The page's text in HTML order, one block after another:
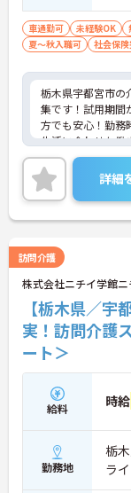
車通勤可 未経験OK
夏～秋入職可
社会保
栃木県宇都宮市の
集です！試用期間
方でも安心！勤務
生活に合わせた働
は、面接ポイント
連絡ください。
詳細
訪問介護
株式会社ニチイ学館
【栃木県／
実！訪問介護
ート＞
給料 時給
勤務地
栃
ラ